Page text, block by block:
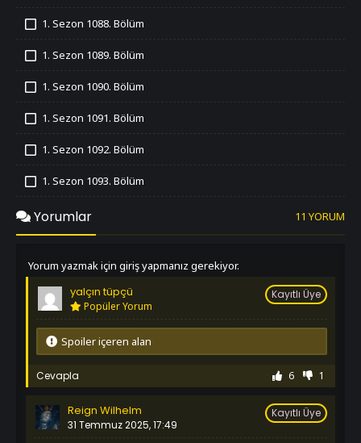
1. Sezon 1088. Bölüm
1. Sezon 1089. Bölüm
1. Sezon 1090. Bölüm
1. Sezon 1091. Bölüm
1. Sezon 1092. Bölüm
1. Sezon 1093. Bölüm
İzledim
1. Sezon 1094. Bölüm
İzledim
İzledim
1. Sezon 1096. Bölüm
İzledim
1. Sezon 1097. Bölüm
İzledim
1. Sezon 1098. Bölüm
İzledim
1. Sezon 1099. Bölüm
İzledim
1. Sezon 1101. Bölüm
Yorumlar 11 YORUM
Yorum yazmak için giriş yapmanız gerekiyor.
yalçın tüpçü
Kayıtlı Üye
Popüler Yorum
Spoiler içeren alan
6 1
Cevapla
Reign Wilhelm
Kayıtlı Üye
31 Temmuz 2025, 17:49